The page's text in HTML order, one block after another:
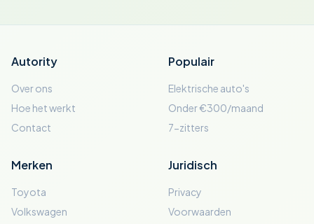
Autority
Over ons
Hoe het werkt
Contact
Populair
Elektrische auto's
Onder €300/maand
7-zitters
Merken
Toyota
Volkswagen
Juridisch
Privacy
Voorwaarden